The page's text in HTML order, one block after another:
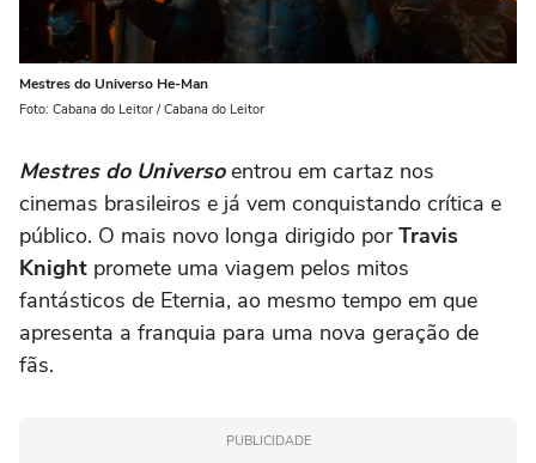
Mestres do Universo He-Man
Foto: Cabana do Leitor / Cabana do Leitor
Mestres do Universoentrou em cartaz nos
cinemas brasileiros e já vem conquistando crítica e
público. O mais novo longa dirigido porTravis
Knight promete uma viagem pelos mitos
fantásticos de Eternia, ao mesmo tempo em que
apresenta a franquia para uma nova geração de
fãs.
PUBLICIDADE